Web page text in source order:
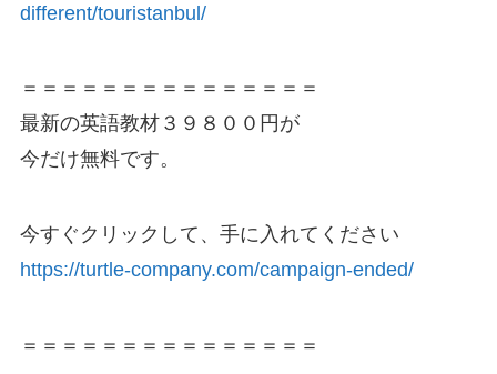
different/touristanbul/
＝＝＝＝＝＝＝＝＝＝＝＝＝＝＝
最新の英語教材３９８００円が
今だけ無料です。
今すぐクリックして、手に入れてください
https://turtle-company.com/campaign-ended/
＝＝＝＝＝＝＝＝＝＝＝＝＝＝＝